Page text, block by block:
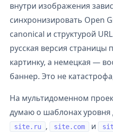
внутри изображения
синхронизировать Open
canonical и структурой
русская версия страницы
картинку, а немецкая —
баннер. Это не
На мультидоменном
думаю о шаблонах уровня
site.ru , site.com и